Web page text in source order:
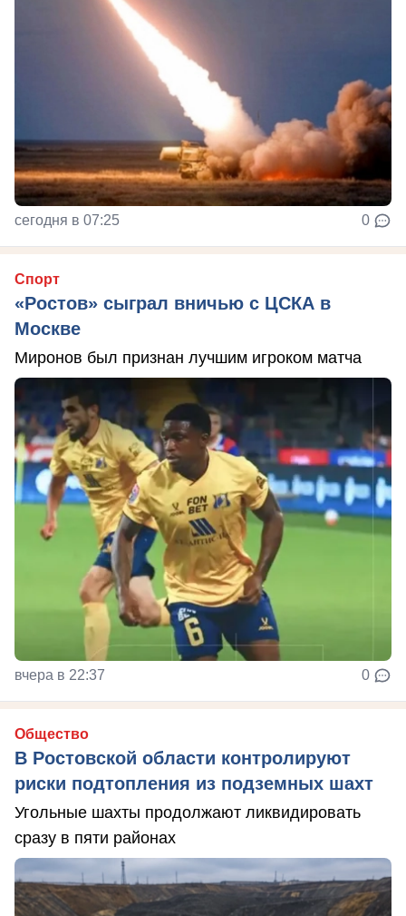
сегодня в 07:25 0
Спорт
«Ростов» сыграл вничью с ЦСКА в
Москве
Миронов был признан лучшим игроком матча
вчера в 22:37 0
Общество
В Ростовской области контролируют
риски подтопления из подземных шахт
Угольные шахты продолжают ликвидировать
сразу в пяти районах